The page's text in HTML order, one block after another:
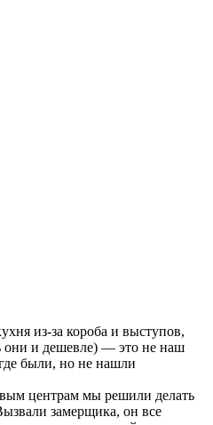
из-за короба и выступов,
они и дешевле) — это не наш
были, но не нашли
центрам мы решили делать
замерщика, он все